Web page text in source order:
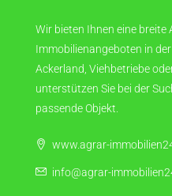
Wir bieten Ihnen eine breite
Immobilienangeboten in
Ackerland, Viehbetriebe
unterstützen Sie bei der
passende Objekt.
www.agrar-
info@agrar-